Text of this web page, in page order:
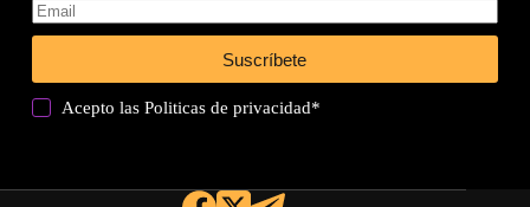
Suscríbete
Acepto lasPoliticas de privacidad*